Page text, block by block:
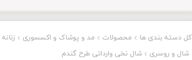
کل دسته بندی ها محصولات مد و پوشاک و اکسسوری
زنانه
شال و روسری شال نخی وارداتی طرح گندم